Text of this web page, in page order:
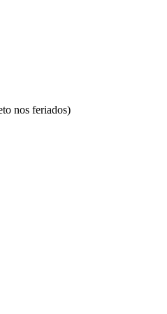
nos feriados)